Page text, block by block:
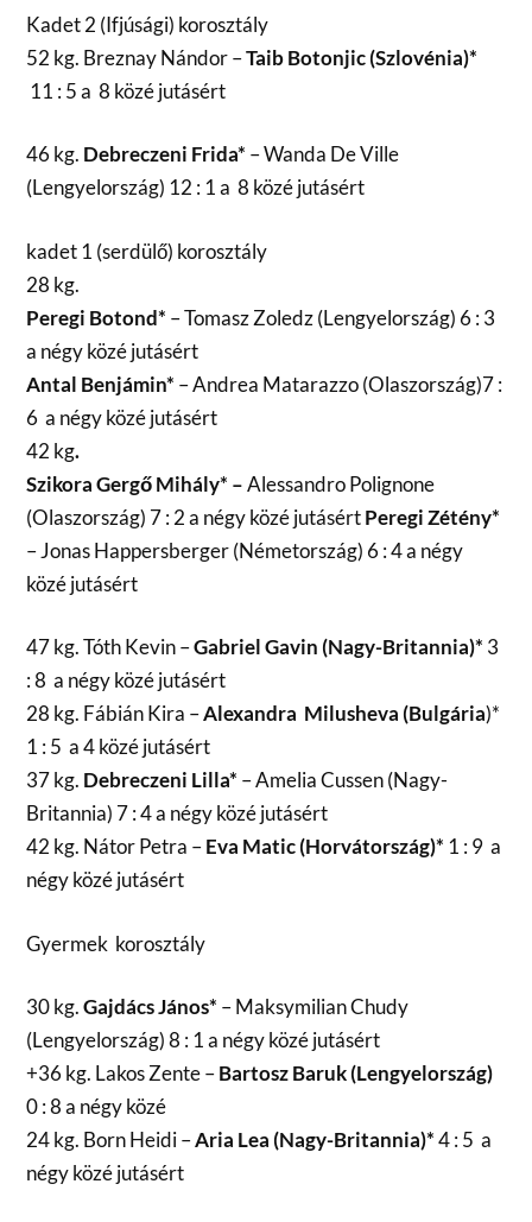
Kadet 2 (Ifjúsági) korosztály
52 kg. Breznay Nándor –Taib Botonjic (Szlovénia)*
11 : 5 a 8 közé jutásért
46 kg. Debreczeni Frida* – Wanda De Ville
(Lengyelország) 12 : 1 a 8 közé jutásért
kadet 1 (serdülő) korosztály
28 kg.
Peregi Botond* – Tomasz Zoledz (Lengyelország) 6 : 3
a négy közé jutásért
Antal Benjámin* – Andrea Matarazzo (Olaszország)7 :
6 a négy közé jutásért
42 kg.
Szikora Gergő Mihály* –Alessandro Polignone
(Olaszország) 7 : 2 a négy közé jutásértPeregi Zétény*
– Jonas Happersberger (Németország) 6 : 4 a négy
közé jutásért
47 kg. Tóth Kevin –Gabriel Gavin (Nagy-Britannia)* 3
: 8 a négy közé jutásért
28 kg. Fábián Kira –Alexandra Milusheva (Bulgária)*
1 : 5 a 4 közé jutásért
37 kg. Debreczeni Lilla* – Amelia Cussen (Nagy-
Britannia) 7 : 4 a négy közé jutásért
42 kg. Nátor Petra –Eva Matic (Horvátország)* 1 : 9 a
négy közé jutásért
Gyermek korosztály
30 kg.Gajdács János* – Maksymilian Chudy
(Lengyelország) 8 : 1 a négy közé jutásért
+36 kg. Lakos Zente –Bartosz Baruk (Lengyelország)
0 : 8 a négy közé
24 kg. Born Heidi –Aria Lea (Nagy-Britannia)*4 : 5 a
négy közé jutásért